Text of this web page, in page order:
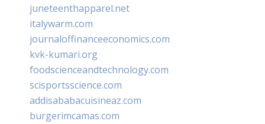
juneteenthapparel.net
italywarm.com
journaloffinanceeconomics.com
kvk-kumari.org
foodscienceandtechnology.com
scisportsscience.com
addisababacuisineaz.com
burgerimcamas.com